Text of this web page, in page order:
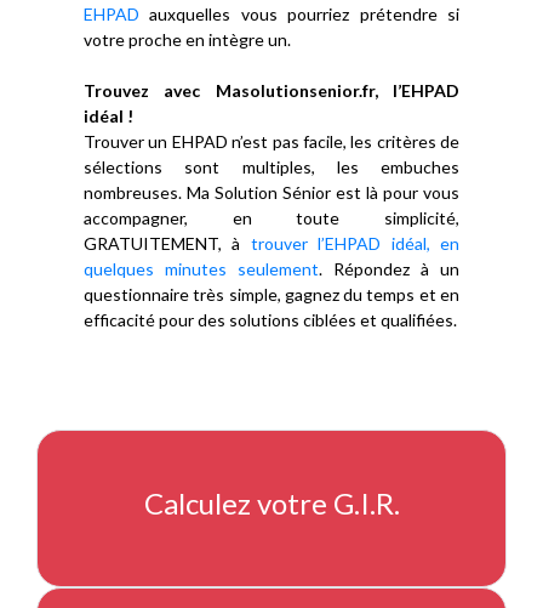
EHPADauxquelles vous pourriez prétendre si
votre proche en intègre un.
Trouvez avec Masolutionsenior.fr, l’EHPAD
idéal !
Trouver un EHPAD n’est pas facile, les critères de
sélections sont multiples, les embuches
nombreuses. Ma Solution Sénior est là pour vous
accompagner, en toute simplicité,
GRATUITEMENT, à trouver l’EHPAD idéal, en
quelques minutes seulement. Répondez à un
questionnaire très simple, gagnez du temps et en
efficacité pour des solutions ciblées et qualifiées.
Calculez votre G.I.R.